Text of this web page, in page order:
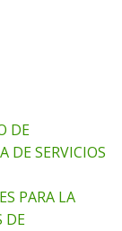
DE
DE SERVICIOS
PARA LA
DE